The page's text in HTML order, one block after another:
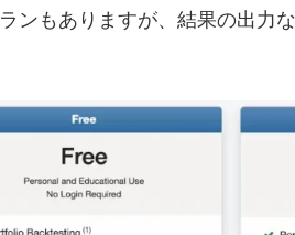
ンもありますが、結果の出力